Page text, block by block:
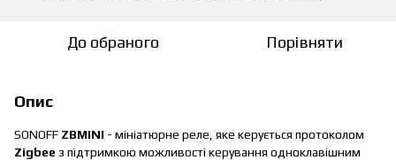
До обраного Порівняти
Опис
SONOFF ZBMINI - мініатюрне реле, яке керується протоколом
Zigbee з підтримкою можливості керування одноклавішним